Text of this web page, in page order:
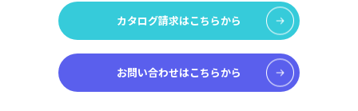
カタログ請求はこちらから
お問い合わせはこちらから